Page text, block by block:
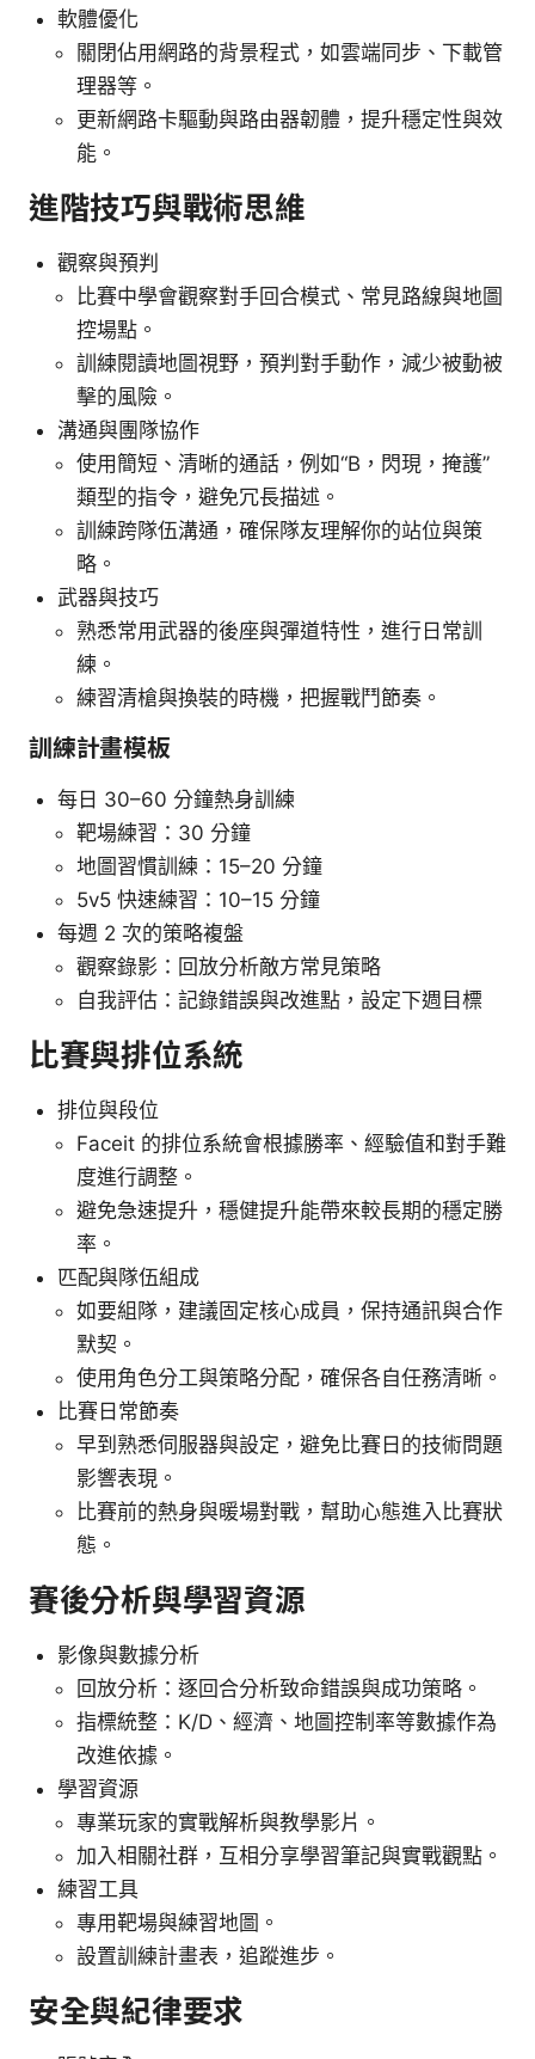
軟體優化
關閉佔用網路的背景程式，如雲端同步、下載管
理器等。
更新網路卡驅動與路由器韌體，提升穩定性與效
能。
進階技巧與戰術思維
觀察與預判
比賽中學會觀察對手回合模式、常見路線與地圖
控場點。
訓練閱讀地圖視野，預判對手動作，減少被動被
擊的風險。
溝通與團隊協作
使用簡短、清晰的通話，例如“B，閃現，掩護”
類型的指令，避免冗長描述。
訓練跨隊伍溝通，確保隊友理解你的站位與策
略。
武器與技巧
熟悉常用武器的後座與彈道特性，進行日常訓
練。
練習清槍與換裝的時機，把握戰鬥節奏。
訓練計畫模板
每日 30–60 分鐘熱身訓練
靶場練習：30 分鐘
地圖習慣訓練：15–20 分鐘
5v5 快速練習：10–15 分鐘
每週 2 次的策略複盤
觀察錄影：回放分析敵方常見策略
自我評估：記錄錯誤與改進點，設定下週目標
比賽與排位系統
排位與段位
Faceit 的排位系統會根據勝率、經驗值和對手難
度進行調整。
避免急速提升，穩健提升能帶來較長期的穩定勝
率。
匹配與隊伍組成
如要組隊，建議固定核心成員，保持通訊與合作
默契。
使用角色分工與策略分配，確保各自任務清晰。
比賽日常節奏
早到熟悉伺服器與設定，避免比賽日的技術問題
影響表現。
比賽前的熱身與暖場對戰，幫助心態進入比賽狀
態。
賽後分析與學習資源
影像與數據分析
回放分析：逐回合分析致命錯誤與成功策略。
指標統整：K/D、經濟、地圖控制率等數據作為
改進依據。
學習資源
專業玩家的實戰解析與教學影片。
加入相關社群，互相分享學習筆記與實戰觀點。
練習工具
專用靶場與練習地圖。
設置訓練計畫表，追蹤進步。
安全與紀律要求